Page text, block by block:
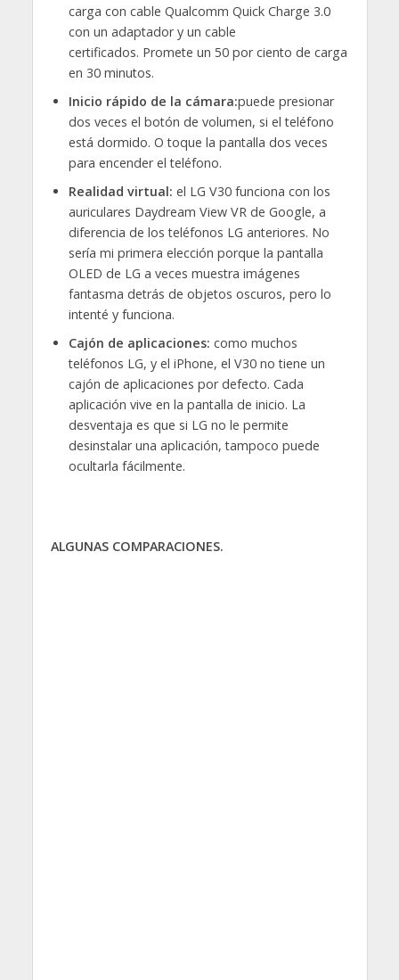
carga con cable Qualcomm Quick Charge 3.0
con un adaptador y un cable
certificados. Promete un 50 por ciento de carga
en 30 minutos.
Inicio rápido de la cámara:puede presionar
dos veces el botón de volumen, si el teléfono
está dormido. O toque la pantalla dos veces
para encender el teléfono.
Realidad virtual: el LG V30 funciona con los
auriculares Daydream View VR de Google, a
diferencia de los teléfonos LG anteriores. No
sería mi primera elección porque la pantalla
OLED de LG a veces muestra imágenes
fantasma detrás de objetos oscuros, pero lo
intenté y funciona.
Cajón de aplicaciones: como muchos
teléfonos LG, y el iPhone, el V30 no tiene un
cajón de aplicaciones por defecto. Cada
aplicación vive en la pantalla de inicio. La
desventaja es que si LG no le permite
desinstalar una aplicación, tampoco puede
ocultarla fácilmente.
ALGUNAS COMPARACIONES.